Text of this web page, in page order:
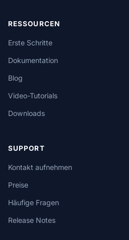
RESSOURCEN
Erste Schritte
Dokumentation
Blog
Video-Tutorials
Downloads
SUPPORT
Kontakt aufnehmen
Preise
Häufige Fragen
Release Notes